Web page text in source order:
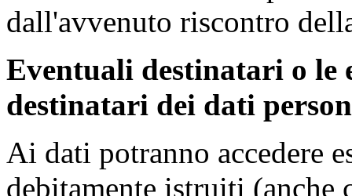
dall'avvenuto riscontro
Eventuali destinatari o le
destinatari dei dati
Ai dati potranno accedere
debitamente istruiti (anche